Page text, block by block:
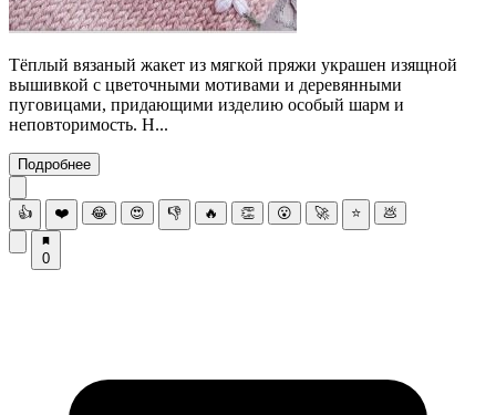
Тёплый вязаный жакет из мягкой пряжи украшен изящной
вышивкой с цветочными мотивами и деревянными
пуговицами, придающими изделию особый шарм и
неповторимость. Н...
Подробнее
👍 ❤️ 😂 😍 👎 🔥 👏 😮 🚀 ⭐ 💩
0